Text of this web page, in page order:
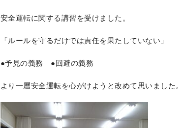
安全運転に関する講習を受けました。
「ルールを守るだけでは責任を果たしていない」
●予見の義務 ●回避の義務
より一層安全運転を心がけようと改めて思いました。